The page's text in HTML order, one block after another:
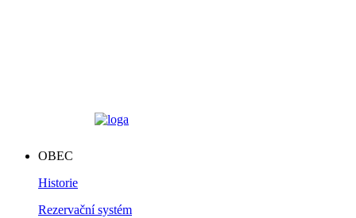
OBEC
Historie
Rezervační systém